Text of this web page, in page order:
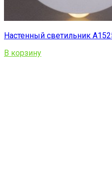
Настенный светильник
В корзину